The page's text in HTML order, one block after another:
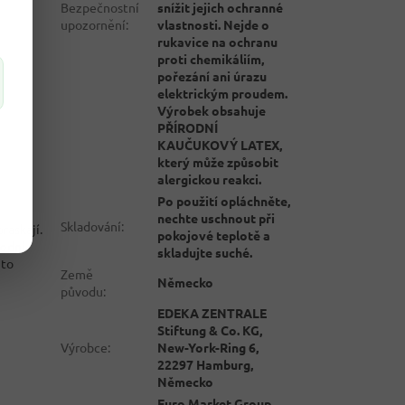
to
Bezpečnostní
upozornění:
snížit jejich ochranné
vlastnosti. Nejde o
rukavice na ochranu
proti chemikáliím,
pořezání ani úrazu
elektrickým proudem.
Výrobek obsahuje
PŘÍRODNÍ
KAUČUKOVÝ LATEX,
který může způsobit
alergickou reakci.
Skladování:
Po použití opláchněte,
nechte uschnout při
pokojové teplotě a
skladujte suché.
Země
původu:
Německo
Výrobce:
EDEKA ZENTRALE
Stiftung & Co. KG,
New-York-Ring 6,
22297 Hamburg,
Německo